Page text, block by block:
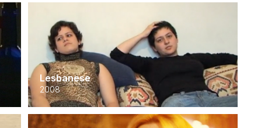
Lesbanese
2008